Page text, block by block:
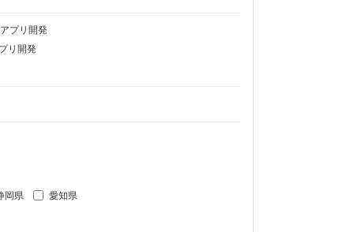
プリ開発
リ開発
岡県
愛知県